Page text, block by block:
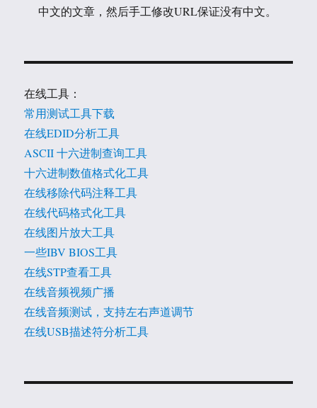
中文的文章，然后手工修改URL保证没有中文。
在线工具：
常用测试工具下载
在线EDID分析工具
ASCII 十六进制查询工具
十六进制数值格式化工具
在线移除代码注释工具
在线代码格式化工具
在线图片放大工具
一些IBV BIOS工具
在线STP查看工具
在线音频视频广播
在线音频测试，支持左右声道调节
在线USB描述符分析工具